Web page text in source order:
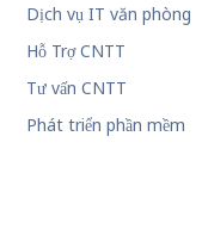
Dịch vụ IT văn phòng
Hỗ Trợ CNTT
Tư vấn CNTT
Phát triển phần mềm